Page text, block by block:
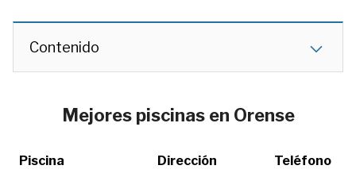
Contenido
Mejores piscinas en Orense
Piscina Dirección Teléfono